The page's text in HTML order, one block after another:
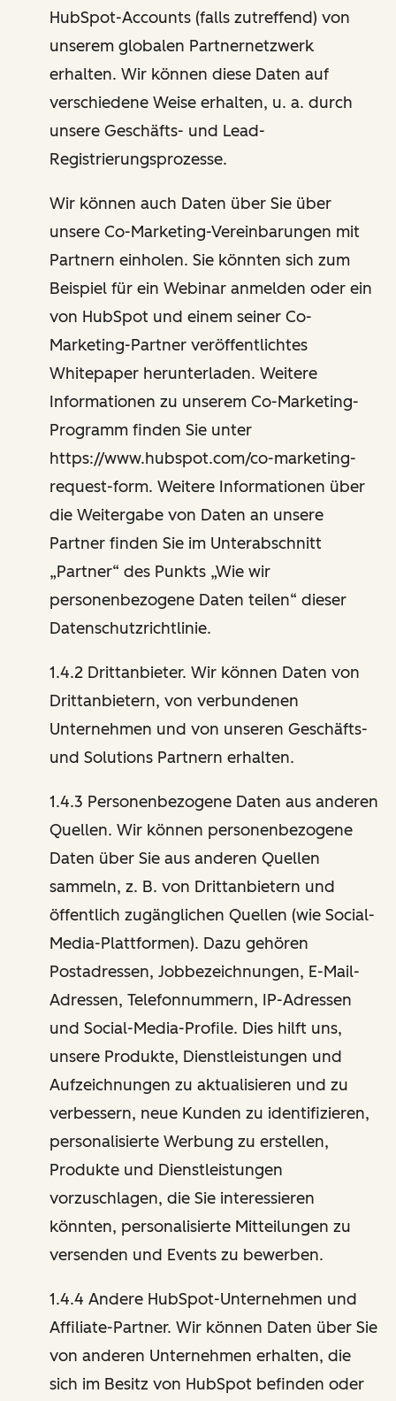
HubSpot-Accounts (falls zutreffend) von
unserem globalen Partnernetzwerk
erhalten. Wir können diese Daten auf
verschiedene Weise erhalten, u. a. durch
unsere Geschäfts- und Lead-
Registrierungsprozesse.
Wir können auch Daten über Sie über
unsere Co-Marketing-Vereinbarungen mit
Partnern einholen. Sie könnten sich zum
Beispiel für ein Webinar anmelden oder ein
von HubSpot und einem seiner Co-
Marketing-Partner veröffentlichtes
Whitepaper herunterladen. Weitere
Informationen zu unserem Co-Marketing-
Programm finden Sie unter
https://www.hubspot.com/co-marketing-
request-form. Weitere Informationen über
die Weitergabe von Daten an unsere
Partner finden Sie im Unterabschnitt
„Partner“ des Punkts „Wie wir
personenbezogene Daten teilen“ dieser
Datenschutzrichtlinie.
1.4.2 Drittanbieter. Wir können Daten von
Drittanbietern, von verbundenen
Unternehmen und von unseren Geschäfts-
und Solutions Partnern erhalten.
1.4.3 Personenbezogene Daten aus anderen
Quellen. Wir können personenbezogene
Daten über Sie aus anderen Quellen
sammeln, z. B. von Drittanbietern und
öffentlich zugänglichen Quellen (wie Social-
Media-Plattformen). Dazu gehören
Postadressen, Jobbezeichnungen, E-Mail-
Adressen, Telefonnummern, IP-Adressen
und Social-Media-Profile. Dies hilft uns,
unsere Produkte, Dienstleistungen und
Aufzeichnungen zu aktualisieren und zu
verbessern, neue Kunden zu identifizieren,
personalisierte Werbung zu erstellen,
Produkte und Dienstleistungen
vorzuschlagen, die Sie interessieren
könnten, personalisierte Mitteilungen zu
versenden und Events zu bewerben.
1.4.4 Andere HubSpot-Unternehmen und
Affiliate-Partner. Wir können Daten über Sie
von anderen Unternehmen erhalten, die
sich im Besitz von HubSpot befinden oder